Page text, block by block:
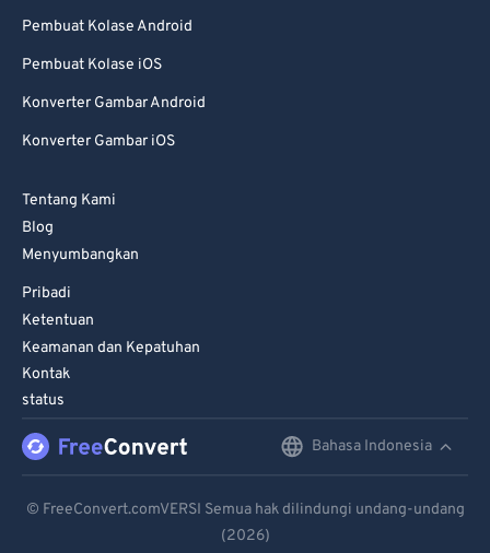
Pembuat Kolase Android
Pembuat Kolase iOS
Konverter Gambar Android
Konverter Gambar iOS
Tentang Kami
Blog
Menyumbangkan
Pribadi
Ketentuan
Keamanan dan Kepatuhan
Kontak
status
Bahasa Indonesia
Español
© FreeConvert.comVERSI Semua hak dilindungi undang-undang
(2026)